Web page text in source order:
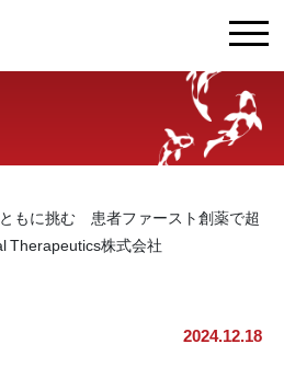
ともに挑む 患者ファースト創薬で超
Therapeutics株式会社
2024.12.18